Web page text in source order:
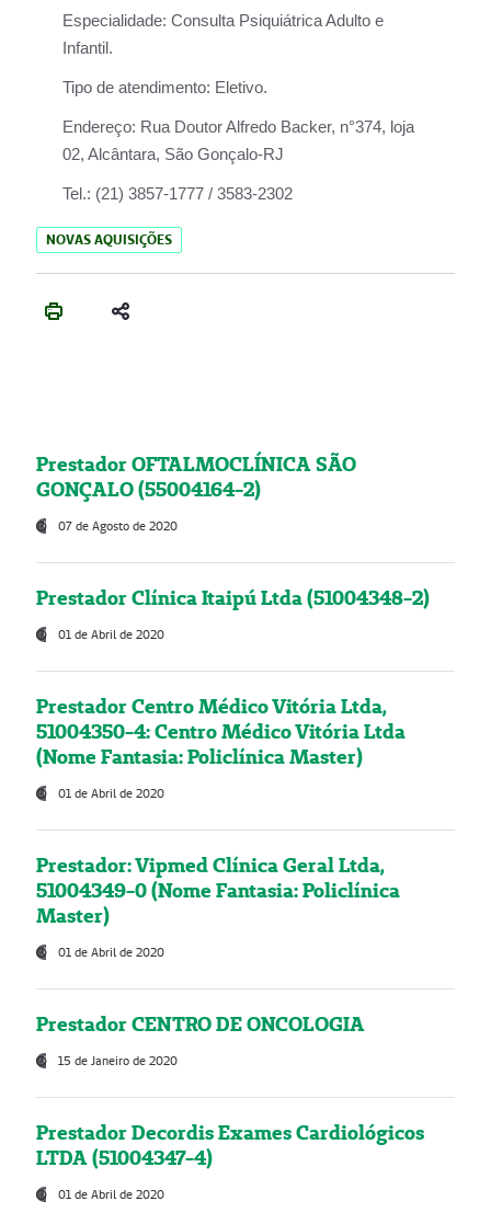
Especialidade: Consulta Psiquiátrica Adulto e
Infantil.
Tipo de atendimento: Eletivo.
Endereço: Rua Doutor Alfredo Backer, n°374, loja
02, Alcântara, São Gonçalo-RJ
Tel.: (21) 3857-1777 / 3583-2302
NOVAS AQUISIÇÕES
Prestador OFTALMOCLÍNICA SÃO
GONÇALO (55004164-2)
07 de Agosto de 2020
Prestador Clínica Itaipú Ltda (51004348-2)
01 de Abril de 2020
Prestador Centro Médico Vitória Ltda,
51004350-4: Centro Médico Vitória Ltda
(Nome Fantasia: Policlínica Master)
01 de Abril de 2020
Prestador: Vipmed Clínica Geral Ltda,
51004349-0 (Nome Fantasia: Policlínica
Master)
01 de Abril de 2020
Prestador CENTRO DE ONCOLOGIA
15 de Janeiro de 2020
Prestador Decordis Exames Cardiológicos
LTDA (51004347-4)
01 de Abril de 2020